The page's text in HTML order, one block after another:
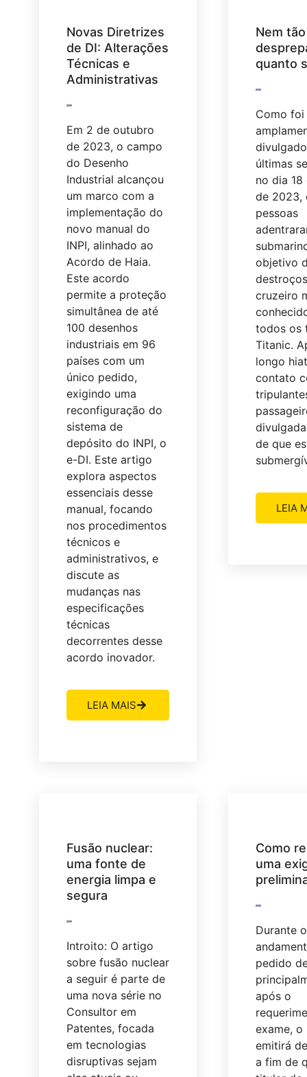
Novas Diretrizes
de DI: Alterações
Técnicas e
Administrativas
Em 2 de outubro
de 2023, o campo
do Desenho
Industrial alcançou
um marco com a
implementação do
novo manual do
INPI, alinhado ao
Acordo de Haia.
Este acordo
permite a proteção
simultânea de até
100 desenhos
industriais em 96
países com um
único pedido,
exigindo uma
reconfiguração do
sistema de
depósito do INPI, o
e-DI. Este artigo
explora aspectos
essenciais desse
manual, focando
nos procedimentos
técnicos e
administrativos, e
discute as
mudanças nas
especificações
técnicas
decorrentes desse
acordo inovador.
LEIA MAIS
Nem tão
quanto
Como foi
últimas
no dia 18
de 2023,
pessoas
objetivo
cruzeiro
todos os
Titanic.
longo
contato
de que
LEIA
Fusão nuclear:
uma fonte de
energia limpa e
segura
Introito: O artigo
sobre fusão nuclear
a seguir é parte de
uma nova série no
Consultor em
Patentes, focada
em tecnologias
disruptivas sejam
Como
uma
Durante o
pedido
após o
exame, o
emitirá
a fim de